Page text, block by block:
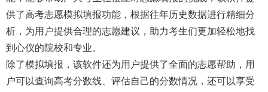
供了高考志愿模拟填报功能，根据往年历史数据进行精细分
析，为用户提供合理的志愿建议，助力考生们更加轻松地找
到心仪的院校和专业。
除了模拟填报，该软件还为用户提供了全面的志愿帮助，用
户可以查询高考分数线、评估自己的分数情况，还可以享受